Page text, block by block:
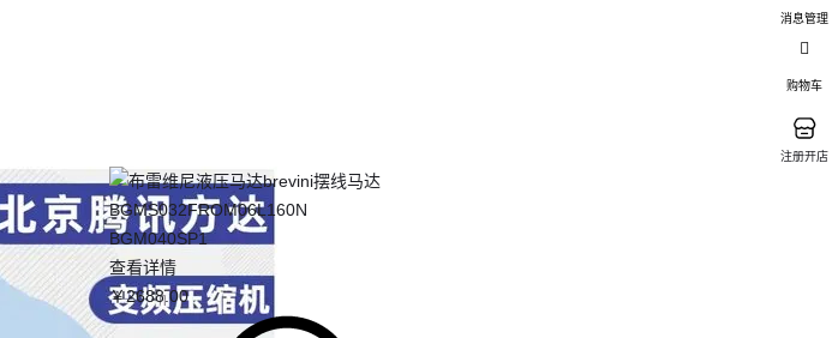
查看详情
￥2688.00
消息管理
购物车
注册开店